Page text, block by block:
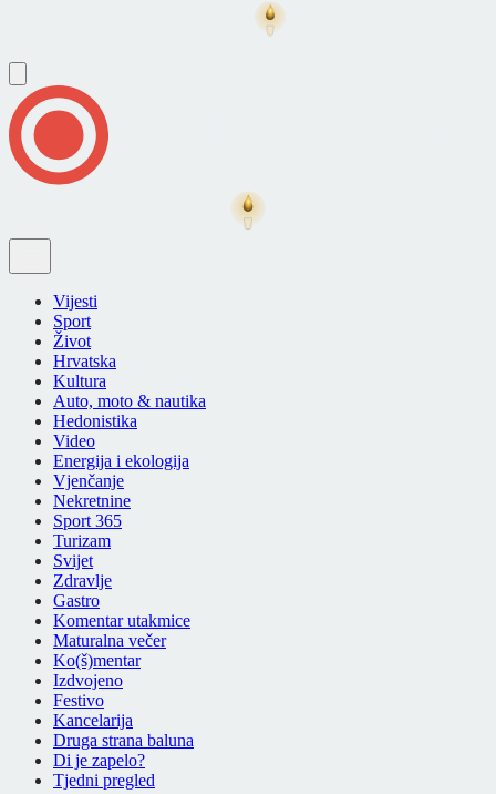
Vijesti
Sport
Život
Hrvatska
Kultura
Auto, moto & nautika
Hedonistika
Video
Energija i ekologija
Vjenčanje
Nekretnine
Sport 365
Turizam
Svijet
Zdravlje
Gastro
Komentar utakmice
Maturalna večer
Ko(š)mentar
Izdvojeno
Festivo
Kancelarija
Druga strana baluna
Di je zapelo?
Tjedni pregled